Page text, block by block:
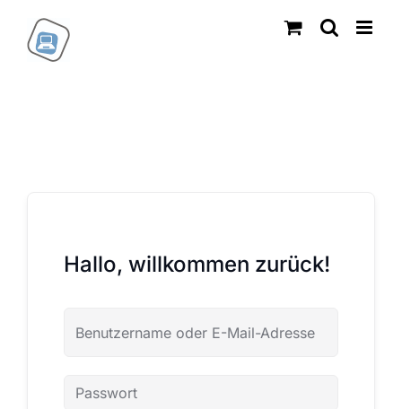
Inhalt
springen
Hallo, willkommen zurück!